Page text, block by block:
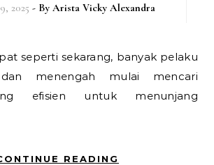
2025 - By Arista Vicky Alexandra
menengah mulai mencari
efisien untuk menunjang
READING